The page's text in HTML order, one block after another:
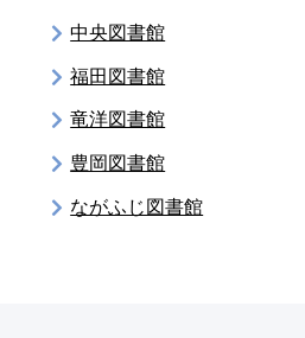
中央図書館
福田図書館
竜洋図書館
豊岡図書館
ながふじ図書館